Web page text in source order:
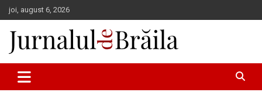
Skip
to
content
joi, august 6, 2026
Jurnalul de Brăila